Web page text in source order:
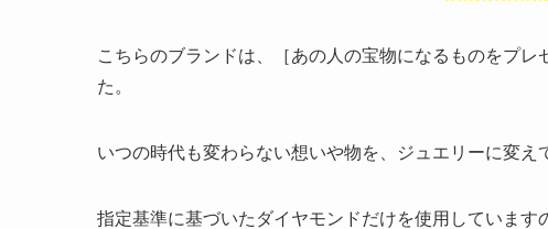
こちらのブランドは、［あの人の宝物になるものをプ
た。
いつの時代も変わらない想いや物を、ジュエリーに変え
指定基準に基づいたダイヤモンドだけを使用しています